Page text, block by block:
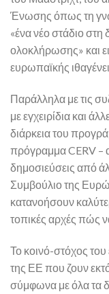
Ένωσης όπως τη
«ένα νέο στάδιο στη
ολοκλήρωσης» και
ευρωπαϊκής
Παράλληλα με τις
με εγχειρίδια και
διάρκεια του
πρόγραμμα CERV –
δημοσιεύσεις από
Συμβούλιο της
κατανοήσουν
τοπικές αρχές πώς
Το κοινό-στόχος του
της ΕΕ που ζουν
σύμφωνα με όλα τα